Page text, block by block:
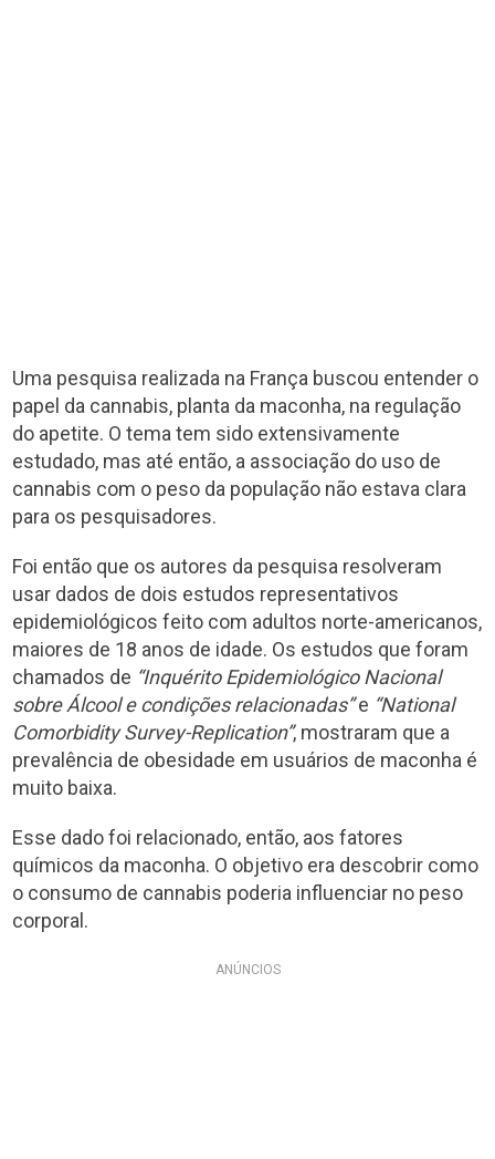
Uma pesquisa realizada na França buscou entender o
papel da cannabis, planta da maconha, na regulação
do apetite. O tema tem sido extensivamente
estudado, mas até então, a associação do uso de
cannabis com o peso da população não estava clara
para os pesquisadores.
Foi então que os autores da pesquisa resolveram
usar dados de dois estudos representativos
epidemiológicos feito com adultos norte-americanos,
maiores de 18 anos de idade. Os estudos que foram
chamados de “Inquérito Epidemiológico Nacional
sobre Álcool e condições relacionadas”e “National
Comorbidity Survey-Replication”, mostraram que a
prevalência de obesidade em usuários de maconha é
muito baixa.
Esse dado foi relacionado, então, aos fatores
químicos da maconha. O objetivo era descobrir como
o consumo de cannabis poderia influenciar no peso
corporal.
ANÚNCIOS